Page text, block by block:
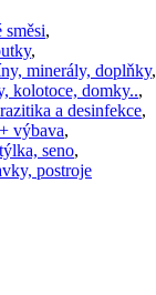
směsi,
,
minerály, doplňky,
kolotoce, domky..,
a desinfekce,
výbava,
seno,
postroje